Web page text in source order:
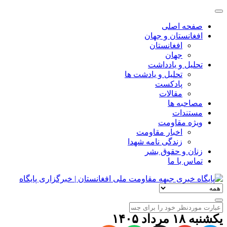
صفحه اصلی
افغانستان و جهان
افغانستان
جهان
تحلیل و یادداشت
تحلیل و یادشت ها
پادکست
مقالات
مصاحبه ها
مستندات
ویژه مقاومت
اخبار مقاومت
زندگی نامه شهدا
زنان و حقوق بشر
تماس با ما
یکشنبه ۱۸ مرداد ۱۴۰۵